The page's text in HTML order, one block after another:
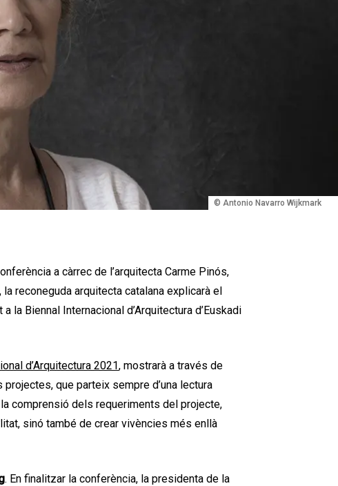
© Antonio Navarro Wijkmark
a càrrec de l’arquitecta Carme Pinós,
, la reconeguda arquitecta catalana explicarà el
la Biennal Internacional d’Arquitectura d’Euskadi
d’Arquitectura 2021, mostrarà a través de
que parteix sempre d’una lectura
comprensió dels requeriments del projecte,
sinó també de crear vivències més enllà
. En finalitzar la conferència, la presidenta de la